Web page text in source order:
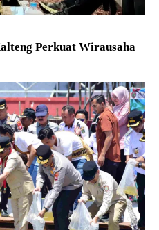
Perkuat Wirausaha